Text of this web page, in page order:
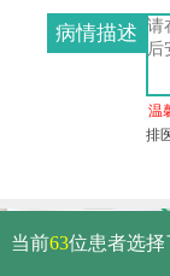
病情描述
温
排
当前63位患者选择